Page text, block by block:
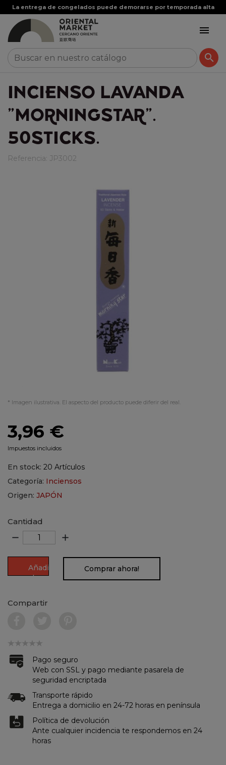
La entrega de congelados puede demorarse por temporada alta


INCIENSO LAVANDA
"MORNINGSTAR".
50STICKS.
Referencia: JP3002
* Imagen ilustrativa. El aspecto del producto puede diferir del real.
3,96 €
Impuestos incluidos
En stock: 20 Artículos
Categoría: Inciensos
Origen: JAPÓN
Cantidad
remove add
Añadir
al
Comprar ahora!
Compartir
Pago seguro
Web con SSL y pago mediante pasarela de
seguridad encriptada
Transporte rápido
Entrega a domicilio en 24-72 horas en península
Política de devolución
Ante cualquier incidencia te respondemos en 24
horas